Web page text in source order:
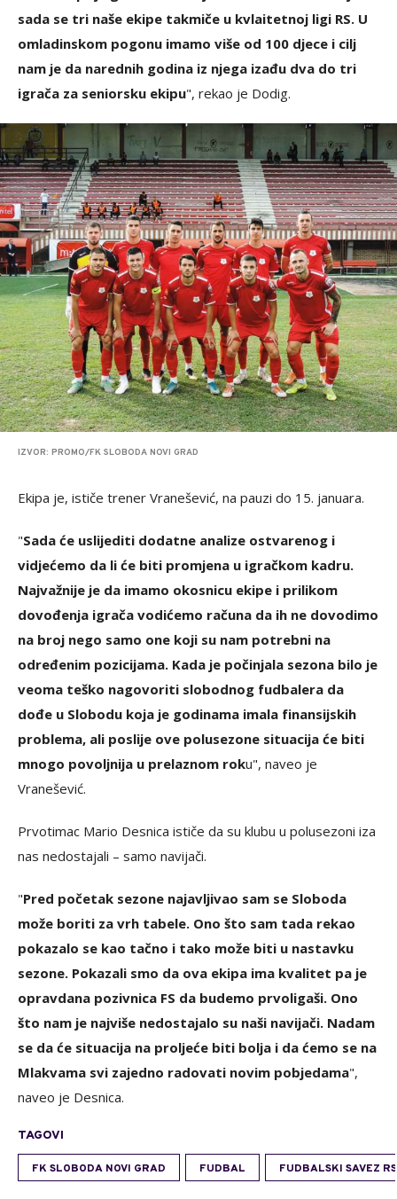
sada se tri naše ekipe takmiče u kvlaitetnoj ligi RS. U
omladinskom pogonu imamo više od 100 djece i cilj
nam je da narednih godina iz njega izađu dva do tri
igrača za seniorsku ekipu", rekao je Dodig.
IZVOR: PROMO/FK SLOBODA NOVI GRAD
Ekipa je, ističe trener Vranešević, na pauzi do 15. januara.
"Sada će uslijediti dodatne analize ostvarenog i
vidjećemo da li će biti promjena u igračkom kadru.
Najvažnije je da imamo okosnicu ekipe i prilikom
dovođenja igrača vodićemo računa da ih ne dovodimo
na broj nego samo one koji su nam potrebni na
određenim pozicijama. Kada je počinjala sezona bilo je
veoma teško nagovoriti slobodnog fudbalera da
dođe u Slobodu koja je godinama imala finansijskih
problema, ali poslije ove polusezone situacija će biti
mnogo povoljnija u prelaznom roku", naveo je
Vranešević.
Prvotimac Mario Desnica ističe da su klubu u polusezoni iza
nas nedostajali – samo navijači.
"Pred početak sezone najavljivao sam se Sloboda
može boriti za vrh tabele. Ono što sam tada rekao
pokazalo se kao tačno i tako može biti u nastavku
sezone. Pokazali smo da ova ekipa ima kvalitet pa je
opravdana pozivnica FS da budemo prvoligaši. Ono
što nam je najviše nedostajalo su naši navijači. Nadam
se da će situacija na proljeće biti bolja i da ćemo se na
Mlakvama svi zajedno radovati novim pobjedama",
naveo je Desnica.
TAGOVI
FK SLOBODA NOVI GRAD FUDBAL FUDBALSKI SAVEZ RS